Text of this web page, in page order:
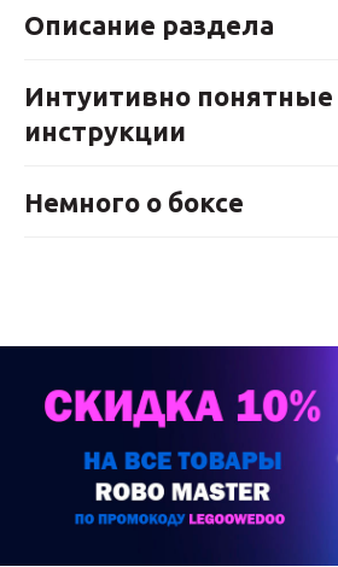
Описание раздела
Интуитивно понятные
инструкции
Немного о боксе